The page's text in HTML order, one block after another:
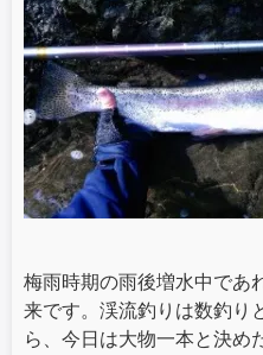
梅雨時期の雨後増水中であ
来です。渓流釣りは数釣り
ら、今日は大物一本と決め